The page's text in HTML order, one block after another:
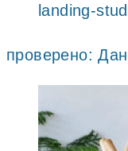
landing-
проверено: